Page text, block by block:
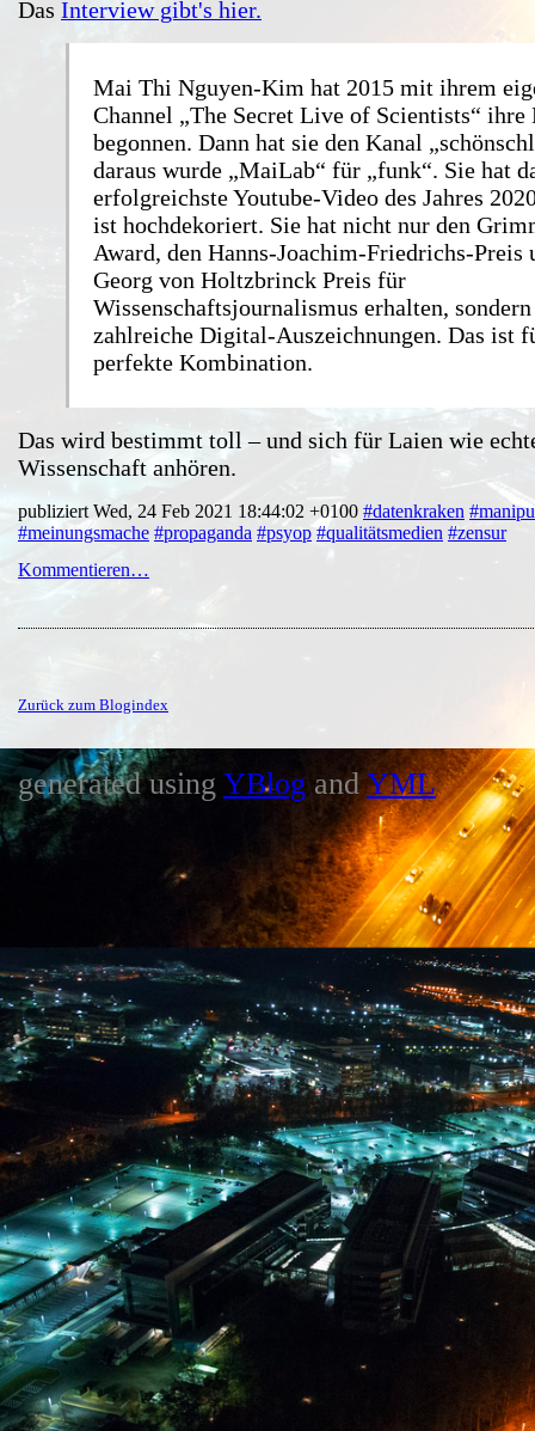
Das Interview gibt's hier.
Mai Thi Nguyen-Kim hat 2015 mit ihrem
Channel „The Secret Live of Scientists“ ihre
begonnen. Dann hat sie den Kanal
daraus wurde „MaiLab“ für „funk“. Sie hat
erfolgreichste Youtube-Video des Jahres
ist hochdekoriert. Sie hat nicht nur den
Award, den Hanns-Joachim-Friedrichs-Preis
Georg von Holtzbrinck Preis für
Wissenschaftsjournalismus erhalten,
zahlreiche Digital-Auszeichnungen. Das ist
perfekte Kombination.
Das wird bestimmt toll – und sich für Laien wie
Wissenschaft anhören.
publiziert Wed, 24 Feb 2021 18:44:02 +0100 #datenkraken
#meinungsmache #propaganda #psyop #qualitätsmedien #zensur
Kommentieren…
Zurück zum Blogindex
generated using YBlog andYML